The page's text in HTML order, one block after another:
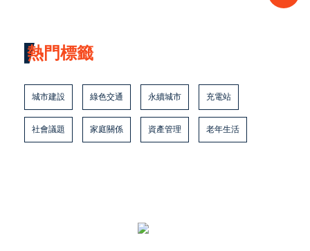
熱門標籤
城市建設 綠色交通 永續城市 充電站
社會議題 家庭關係 資產管理 老年生活